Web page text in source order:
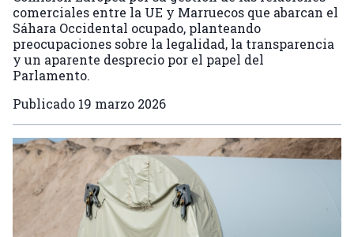
comerciales entre la UE y Marruecos que abarcan el
Sáhara Occidental ocupado, planteando
preocupaciones sobre la legalidad, la transparencia
y un aparente desprecio por el papel del
Parlamento.
Publicado 19 marzo 2026